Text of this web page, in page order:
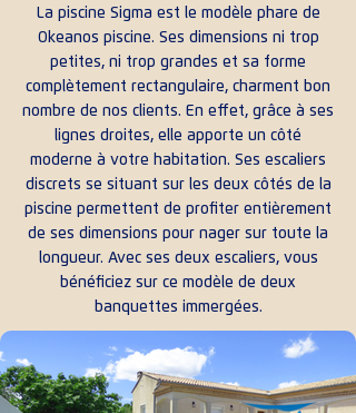
La piscine Sigma est le modèle phare de
Okeanos piscine. Ses dimensions ni trop
petites, ni trop grandes et sa forme
complètement rectangulaire, charment bon
nombre de nos clients. En effet, grâce à ses
lignes droites, elle apporte un côté
moderne à votre habitation. Ses escaliers
discrets se situant sur les deux côtés de la
piscine permettent de profiter entièrement
de ses dimensions pour nager sur toute la
longueur. Avec ses deux escaliers, vous
bénéficiez sur ce modèle de deux
banquettes immergées.